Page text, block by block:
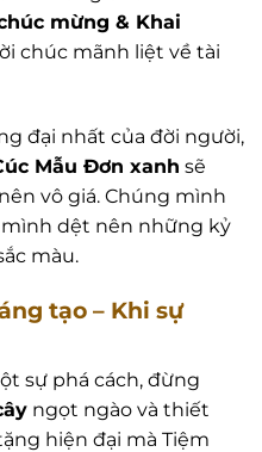
mừng & Khai
chúc mãnh liệt về tài
đại nhất của đời người,
Mẫu Đơn xanh sẽ
vô giá. Chúng mình
dệt nên những kỷ
màu.
tạo – Khi sự
sự phá cách, đừng
ngọt ngào và thiết
hiện đại mà Tiệm